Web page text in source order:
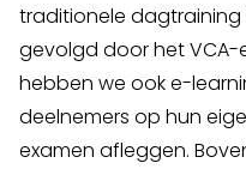
traditionele dagtraining
gevolgd door het VCA-
hebben we ook e-
deelnemers op hun
examen afleggen.